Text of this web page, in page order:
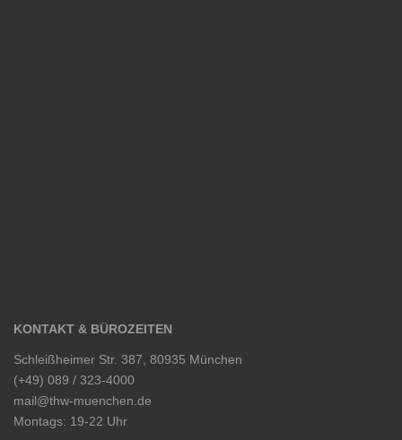
KONTAKT & BÜROZEITEN
Schleißheimer Str. 387, 80935 München
(+49) 089 / 323-4000
mail@thw-muenchen.de
Montags: 19-22 Uhr